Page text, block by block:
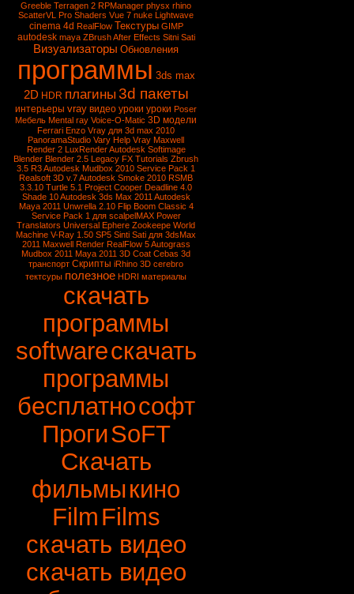
Greeble Terragen 2 RPManager physx rhino
ScatterVL Pro Shaders Vue 7 nuke Lightwave
cinema 4d RealFlow Текстуры GIMP
autodesk maya ZBrushAfter Effects Sitni Sati
Визуализаторы Обновления
программы 3ds max
2D HDR плагины 3d пакеты
интерьеры vray видео уроки уроки Poser
Мебель Mental ray Voice-O-Matic 3D модели
Ferrari Enzo Vray для 3d max 2010
PanoramaStudio Vary Help Vray Maxwell
Render 2 LuxRenderAutodesk Softimage
Blender Blender 2.5 Legacy FX Tutorials Zbrush
3.5 R3 Autodesk Mudbox 2010 Service Pack 1
Realsoft 3D v.7 Autodesk Smoke 2010 RSMB
3.3.10 Turtle 5.1 Project Cooper Deadline 4.0
Shade 10Autodesk 3ds Max 2011 Autodesk
Maya 2011 Unwrella 2.10 Flip Boom Classic 4
Service Pack 1 для scalpelMAX Power
Translators Universal Ephere Zookeepe World
Machine V-Ray 1.50 SP5 Sinti Sati для 3dsMax
2011 Maxwell Render RealFlow 5Autograss
Mudbox 2011 Maya 2011 3D Coat Cebas 3d
транспорт Скрипты iRhino 3D cerebro
тектсуры полезное HDRI материалы
скачать
программы
softwareскачать
программы
бесплатнософт
ПрогиSoFT
Скачать
фильмыкино
Film Films
скачать видео
скачать видео